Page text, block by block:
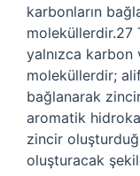
karbonların
moleküllerdir.27
yalnızca
moleküllerdir;
bağlanarak
aromatik
zincir
oluşturacak